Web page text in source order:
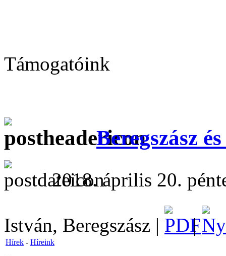
Támogatóink
Beregszász
2018. április 20.
István, Beregszász | |
Hírek - Híreink